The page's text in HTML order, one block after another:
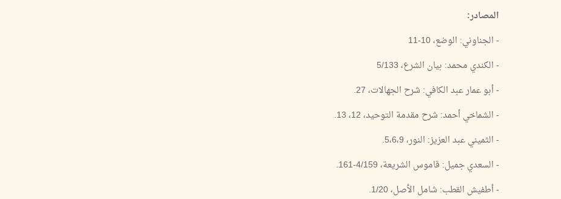
المصادر:
- الجناوني: الوضع، 10-11
- الكندي محمد: بيان الشرع، 5/133
- أبو عمار عبد الكافي: شرح الجهالات، 27.
- الشماخي أحمد: شرح مقدمة التوحيد، 12، 13.
- الثميني عبد العزيز: النور، 5،6،9.
- السعدي جميل: قاموس الشريعة، 4/159-161.
- أطفيش القطب: شامل الأصل، 1/20.